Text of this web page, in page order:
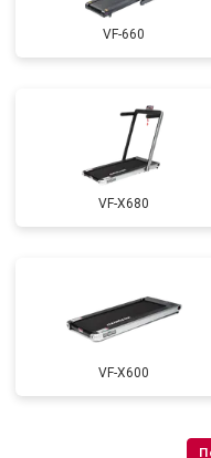
VF-660
VF-X680
VF-X600